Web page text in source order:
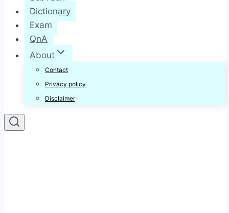
Dictionary
Exam
QnA
About
Contact
Privacy policy
Disclaimer